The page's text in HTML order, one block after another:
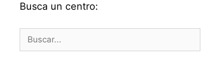
Busca un centro:
Buscar: